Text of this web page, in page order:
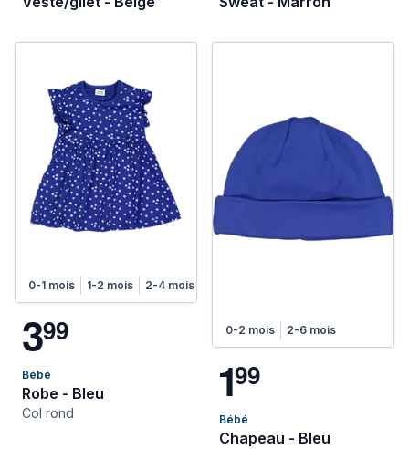
0-1 mois 1-2 mois 2-4 mois
399
Bébé
Robe - Bleu
Col rond
0-2 mois 2-6 mois
199
Bébé
Chapeau - Bleu